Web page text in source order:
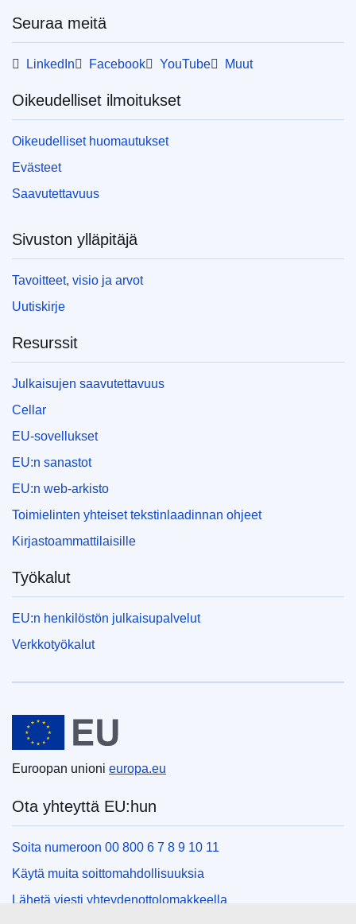
Lisätietoja EU:n julkaisujen oman kopion
tulostamisesta onUsein kysyttyä -osiossa.
Seuraa meitä
LinkedIn Facebook YouTube Muut
Oikeudelliset ilmoitukset
Oikeudelliset huomautukset
Evästeet
Saavutettavuus
Sivuston ylläpitäjä
Tavoitteet, visio ja arvot
Uutiskirje
Resurssit
Julkaisujen saavutettavuus
Cellar
EU-sovellukset
EU:n sanastot
EU:n web-arkisto
Toimielinten yhteiset tekstinlaadinnan ohjeet
Kirjastoammattilaisille
Työkalut
EU:n henkilöstön julkaisupalvelut
Verkkotyökalut
Euroopan unioni
Euroopan unioni europa.eu
Ota yhteyttä EU:hun
Soita numeroon 00 800 6 7 8 9 10 11
Käytä muita soittomahdollisuuksia
Lähetä viesti yhteydenottolomakkeella